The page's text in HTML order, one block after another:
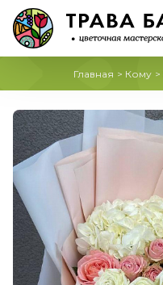
Главная > Кому >